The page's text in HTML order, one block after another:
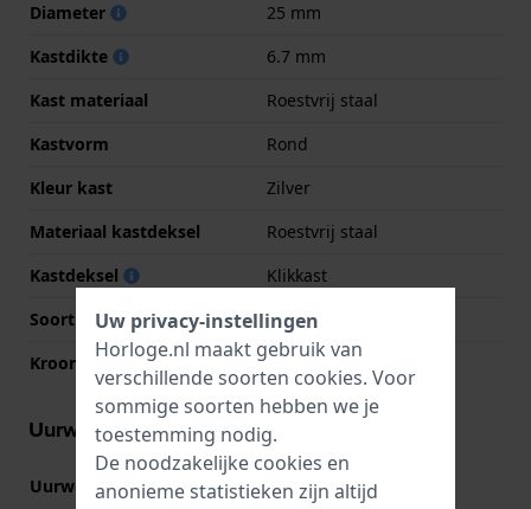
Diameter
25 mm
Kastdikte
6.7 mm
Kast materiaal
Roestvrij staal
Kastvorm
Rond
Kleur kast
Zilver
Materiaal kastdeksel
Roestvrij staal
Kastdeksel
Klikkast
Soort glas
Mineraal
Kroon
Trek kroon
Uurwerk informatie
Uurwerk nr. 751 (Bekijk specificaties
Uw privacy-instellingen
Horloge.nl maakt gebruik van
verschillende soorten cookies. Voor
sommige soorten hebben we je
toestemming nodig.
De noodzakelijke cookies en
anonieme statistieken zijn altijd